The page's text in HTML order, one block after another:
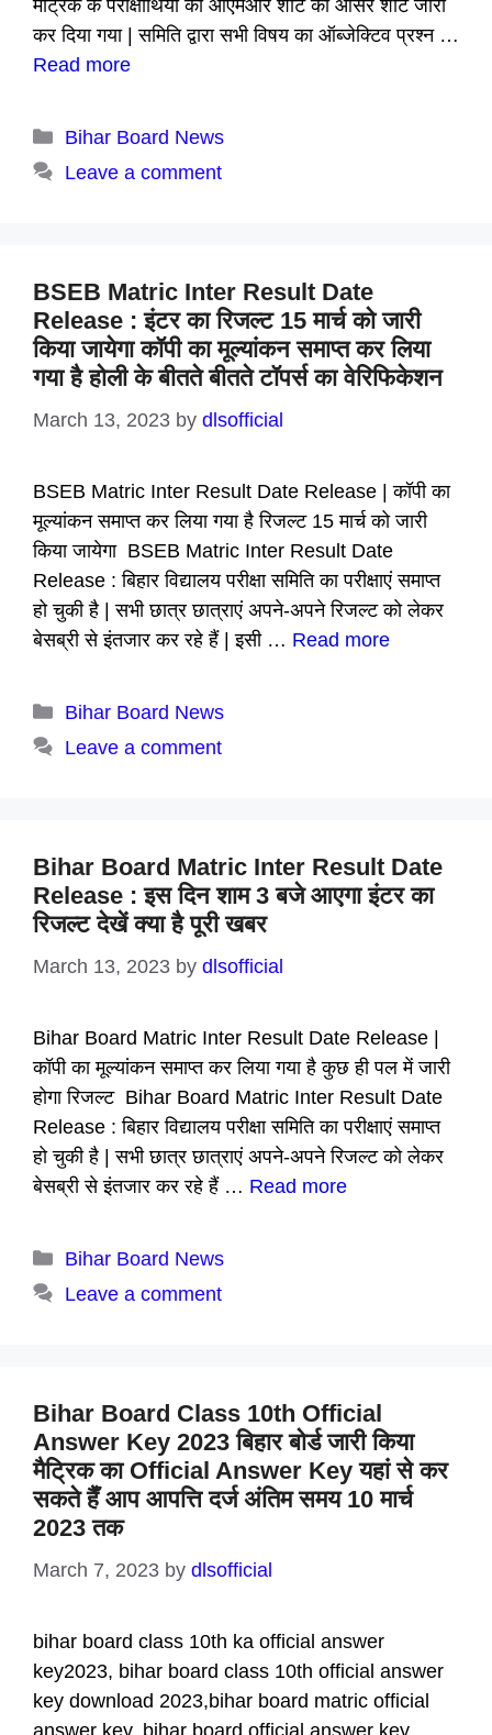
मैट्रिक के परीक्षार्थियों का ओएमआर शीट का आंसर शीट जारी
कर दिया गया | समिति द्वारा सभी विषय का ऑब्जेक्टिव प्रश्न …
Read more
Categories
Bihar Board News
Leave a comment
BSEB Matric Inter Result Date
Release : इंटर का रिजल्ट 15 मार्च को जारी
किया जायेगा कॉपी का मूल्यांकन समाप्त कर लिया
गया है होली के बीतते बीतते टॉपर्स का वेरिफिकेशन
March 13, 2023 by dlsofficial
BSEB Matric Inter Result Date Release | कॉपी का
मूल्यांकन समाप्त कर लिया गया है रिजल्ट 15 मार्च को जारी
किया जायेगा BSEB Matric Inter Result Date
Release : बिहार विद्यालय परीक्षा समिति का परीक्षाएं समाप्त
हो चुकी है | सभी छात्र छात्राएं अपने-अपने रिजल्ट को लेकर
बेसब्री से इंतजार कर रहे हैं | इसी … Read more
Categories
Bihar Board News
Leave a comment
Bihar Board Matric Inter Result Date
Release : इस दिन शाम 3 बजे आएगा इंटर का
रिजल्ट देखें क्या है पूरी खबर
March 13, 2023 by dlsofficial
Bihar Board Matric Inter Result Date Release |
कॉपी का मूल्यांकन समाप्त कर लिया गया है कुछ ही पल में जारी
होगा रिजल्ट Bihar Board Matric Inter Result Date
Release : बिहार विद्यालय परीक्षा समिति का परीक्षाएं समाप्त
हो चुकी है | सभी छात्र छात्राएं अपने-अपने रिजल्ट को लेकर
बेसब्री से इंतजार कर रहे हैं … Read more
Categories
Bihar Board News
Leave a comment
Bihar Board Class 10th Official
Answer Key 2023 बिहार बोर्ड जारी किया
मैट्रिक का Official Answer Key यहां से कर
सकते हैँ आप आपत्ति दर्ज अंतिम समय 10 मार्च
2023 तक
March 7, 2023 by dlsofficial
bihar board class 10th ka official answer
key2023, bihar board class 10th official answer
key download 2023,bihar board matric official
answer key, bihar board official answer key